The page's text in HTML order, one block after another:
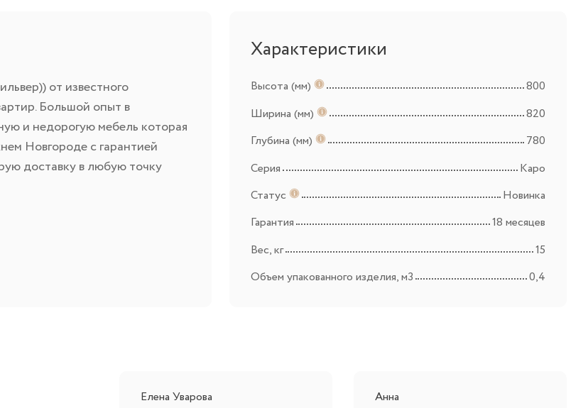
от известного
Большой опыт в
и недорогую мебель которая
Новгороде с гарантией
доставку в любую точку
Характеристики
Высота (мм)
800
Ширина (мм)
820
Глубина (мм)
780
Серия
Каро
Статус
Новинка
Гарантия
18 месяцев
Вес, кг
15
Объем упакованного изделия, м3
0,4
Елена Уварова Анна